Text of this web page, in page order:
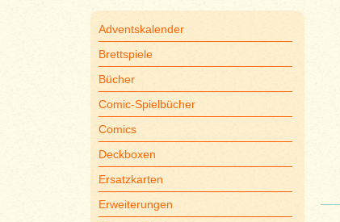
Adventskalender
Brettspiele
Bücher
Comic-Spielbücher
Comics
Deckboxen
Ersatzkarten
Erweiterungen